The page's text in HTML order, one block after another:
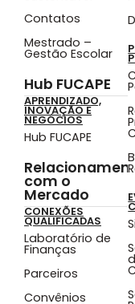
Contatos
Mestrado –
Gestão Escolar
Hub FUCAPE
APRENDIZADO,
INOVAÇÃO E
NEGÓCIOS
Hub FUCAPE
com o
Mercado
CONEXÕES
QUALIFICADAS
Laboratório de
Finanças
Parceiros
Convênios